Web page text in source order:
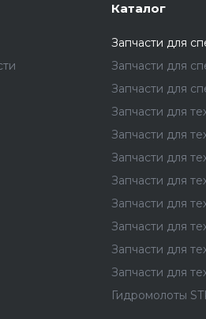
Каталог
Запчасти для
Запчасти для
Запчасти для
Запчасти для
Запчасти для
Запчасти для
Запчасти для
Запчасти для
Запчасти для
Запчасти для
Запчасти для
Гидромолоты